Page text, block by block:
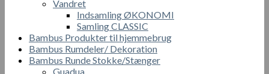
Vandret
Indsamling ØKONOMI
Samling CLASSIC
Bambus Produkter til hjemmebrug
Bambus Rumdeler/ Dekoration
Bambus Runde Stokke/Stænger
Guadua